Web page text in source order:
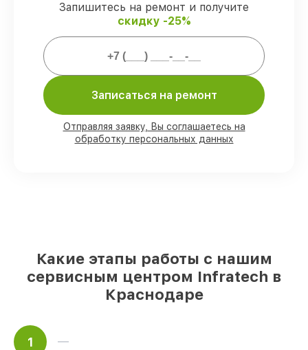
Мы гарантируем:
присутствии
комплектующих Infratech готовы к
доступны для срочного заказа
Фирменные детали Infratech и
Запишитесь на ремонт и получите
скидку -25%
Записаться на ремонт
Отправляя заявку, Вы соглашаетесь на
обработку персональных данных
Какие этапы работы с нашим
сервисным центром Infratech в
Краснодаре
1